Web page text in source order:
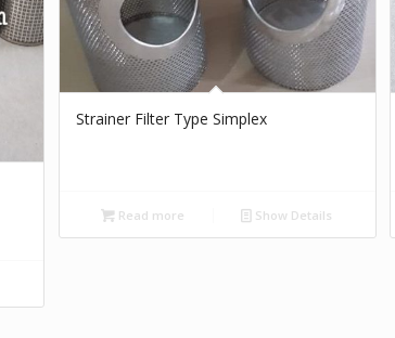
Strainer Filter Type Simplex
Read more Show Details